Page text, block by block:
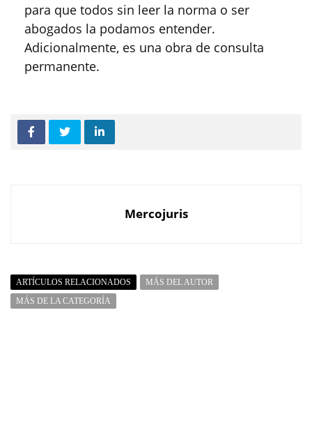
para que todos sin leer la norma o ser
abogados la podamos entender.
Adicionalmente, es una obra de consulta
permanente.
Mercojuris
ARTÍCULOS RELACIONADOS
MÁS DEL AUTOR
MÁS DE LA CATEGORÍA